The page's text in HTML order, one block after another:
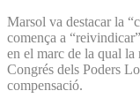
Marsol va destacar la
comença a
en el marc de la qual la
Congrés dels Poders
compensació.